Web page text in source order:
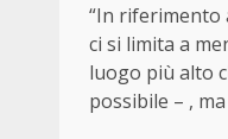
“In riferimento
ci si limita a
luogo più alto
possibile – ,